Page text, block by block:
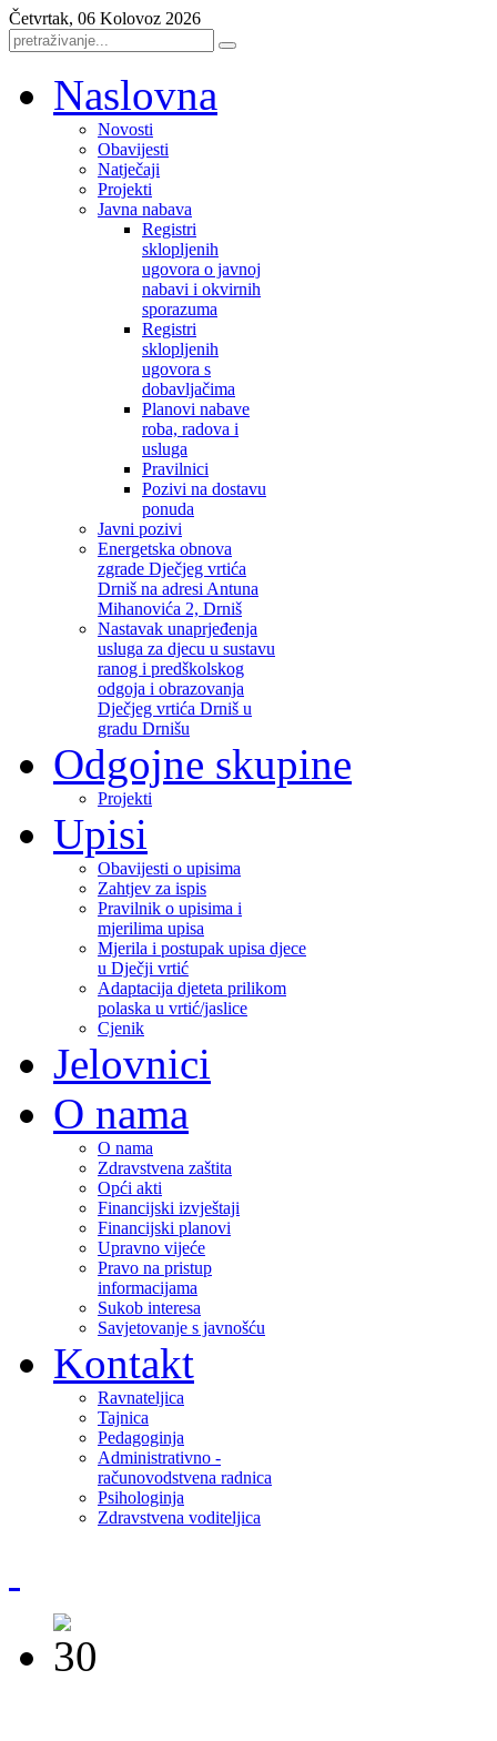
Četvrtak, 06 Kolovoz 2026
Naslovna
Novosti
Obavijesti
Natječaji
Projekti
Javna nabava
Registri
sklopljenih
ugovora o javnoj
nabavi i okvirnih
sporazuma
Registri
sklopljenih
ugovora s
dobavljačima
Planovi nabave
roba, radova i
usluga
Pravilnici
Pozivi na dostavu
ponuda
Javni pozivi
Energetska obnova
zgrade Dječjeg vrtića
Drniš na adresi Antuna
Mihanovića 2, Drniš
Nastavak unaprjeđenja
usluga za djecu u sustavu
ranog i predškolskog
odgoja i obrazovanja
Dječjeg vrtića Drniš u
gradu Drnišu
Odgojne skupine
Projekti
Upisi
Obavijesti o upisima
Zahtjev za ispis
Pravilnik o upisima i
mjerilima upisa
Mjerila i postupak upisa djece
u Dječji vrtić
Adaptacija djeteta prilikom
polaska u vrtić/jaslice
Cjenik
Jelovnici
O nama
O nama
Zdravstvena zaštita
Opći akti
Financijski izvještaji
Financijski planovi
Upravno vijeće
Pravo na pristup
informacijama
Sukob interesa
Savjetovanje s javnošću
Kontakt
Ravnateljica
Tajnica
Pedagoginja
Administrativno -
računovodstvena radnica
Psihologinja
Zdravstvena voditeljica